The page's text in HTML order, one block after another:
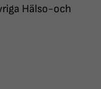
Hälso-och